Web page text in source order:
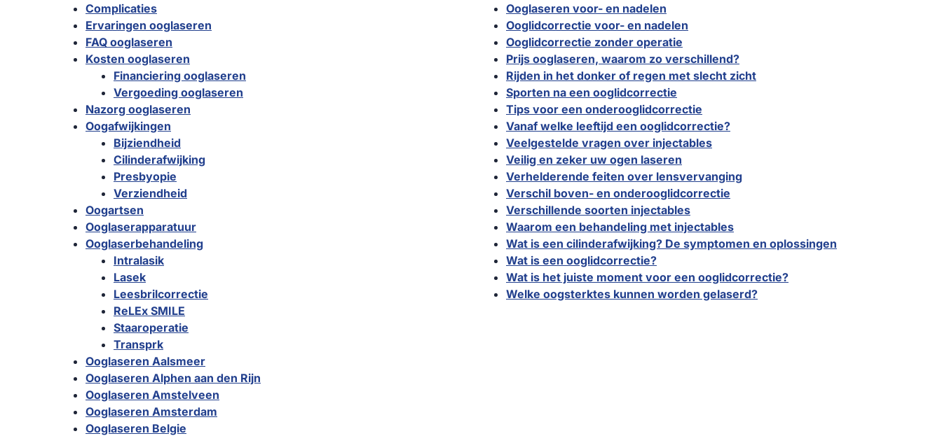
Complicaties
Ervaringen ooglaseren
FAQ ooglaseren
Kosten ooglaseren
Financiering ooglaseren
Vergoeding ooglaseren
Nazorg ooglaseren
Oogafwijkingen
Bijziendheid
Cilinderafwijking
Presbyopie
Verziendheid
Oogartsen
Ooglaserapparatuur
Ooglaserbehandeling
Intralasik
Lasek
Leesbrilcorrectie
ReLEx SMILE
Staaroperatie
Transprk
Ooglaseren Aalsmeer
Ooglaseren Alphen aan den Rijn
Ooglaseren Amstelveen
Ooglaseren Amsterdam
Ooglaseren Belgie
Ooglaseren voor- en nadelen
Ooglidcorrectie voor- en nadelen
Ooglidcorrectie zonder operatie
Prijs ooglaseren, waarom zo verschillend?
Rijden in het donker of regen met slecht zicht
Sporten na een ooglidcorrectie
Tips voor een onderooglidcorrectie
Vanaf welke leeftijd een ooglidcorrectie?
Veelgestelde vragen over injectables
Veilig en zeker uw ogen laseren
Verhelderende feiten over lensvervanging
Verschil boven- en onderooglidcorrectie
Verschillende soorten injectables
Waarom een behandeling met injectables
Wat is een cilinderafwijking? De symptomen en oplossingen
Wat is een ooglidcorrectie?
Wat is het juiste moment voor een ooglidcorrectie?
Welke oogsterktes kunnen worden gelaserd?